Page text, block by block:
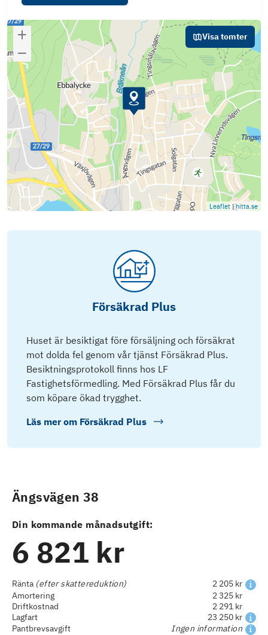
Leaflet | hitta.se
Visa tomter
Försäkrad Plus
Huset är besiktigat före försäljning och försäkrat
mot dolda fel genom vår tjänst Försäkrad Plus.
Besiktningsprotokoll finns hos LF
Fastighetsförmedling. Med Försäkrad Plus får du
som köpare ökad trygghet.
Läs mer om Försäkrad Plus
Ängsvägen 38
Din kommande månadsutgift:
6 821 kr
Ränta (efter skattereduktion)
2 205 kr
Amortering
2 325 kr
Driftkostnad
2 291 kr
Lagfart
23 250 kr
Pantbrevsavgift
Ingen information